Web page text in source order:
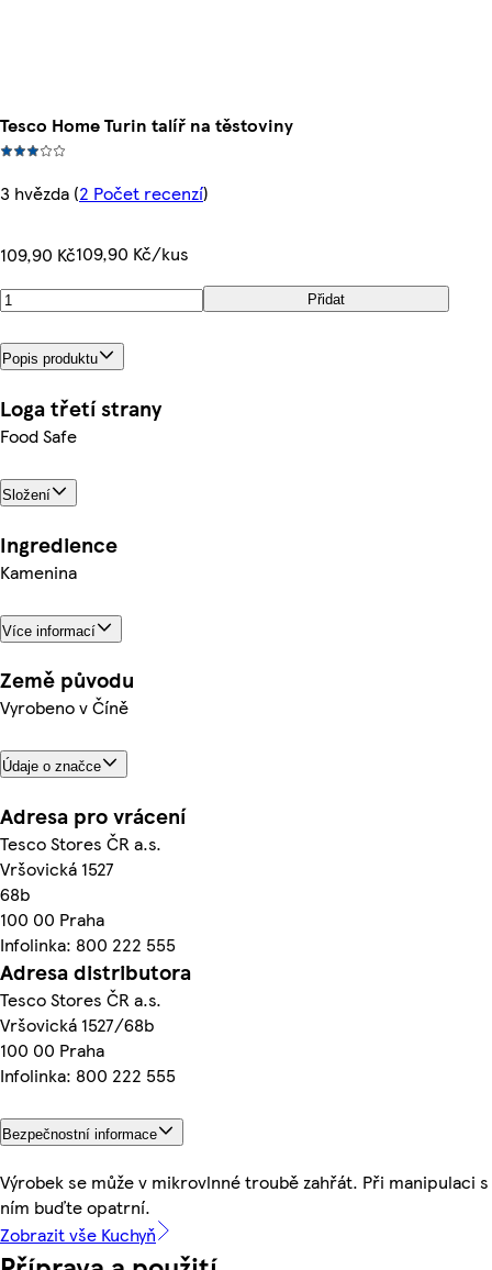
Tesco Home Turin talíř na těstoviny
3 hvězda (2 Počet recenzí)
109,90 Kč109,90 Kč/kus
Přidat
Popis produktu
Loga třetí strany
Food Safe
Složení
Ingredience
Kamenina
Více informací
Země původu
Vyrobeno v Číně
Údaje o značce
Adresa pro vrácení
Tesco Stores ČR a.s.
Vršovická 1527
68b
100 00 Praha
Infolinka: 800 222 555
Adresa distributora
Tesco Stores ČR a.s.
Vršovická 1527/68b
100 00 Praha
Infolinka: 800 222 555
Bezpečnostní informace
Výrobek se může v mikrovlnné troubě zahřát. Při manipulaci s
ním buďte opatrní.
Zobrazit vše Kuchyň